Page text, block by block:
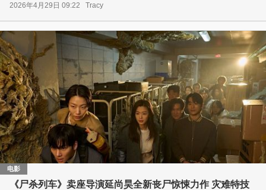
2026年4月29日 09:22 Tracy
电影
《尸杀列车》卖座导演延尚昊全新丧尸惊悚力作 灾难特技